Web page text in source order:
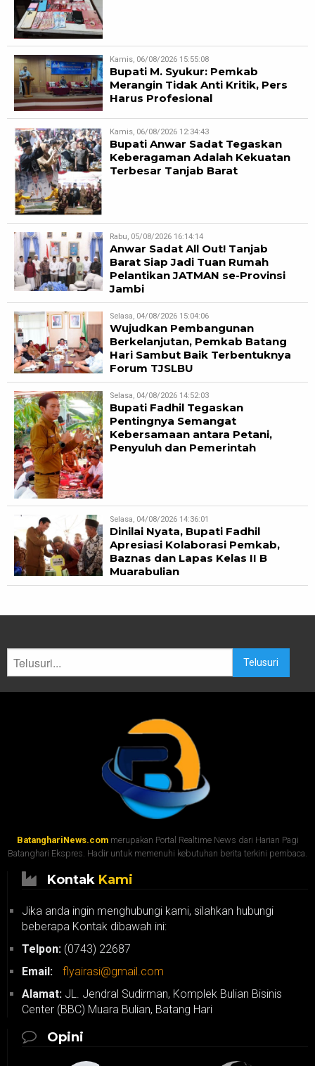
Kamis, 06/08/2026 15:55:08
Bupati M. Syukur: Pemkab
Merangin Tidak Anti Kritik, Pers
Harus Profesional
Kamis, 06/08/2026 12:34:43
Bupati Anwar Sadat Tegaskan
Keberagaman Adalah Kekuatan
Terbesar Tanjab Barat
Rabu, 05/08/2026 16:14:14
Anwar Sadat All Out! Tanjab
Barat Siap Jadi Tuan Rumah
Pelantikan JATMAN se-Provinsi
Jambi
Selasa, 04/08/2026 15:04:06
Wujudkan Pembangunan
Berkelanjutan, Pemkab Batang
Hari Sambut Baik Terbentuknya
Forum TJSLBU
Selasa, 04/08/2026 14:52:03
Bupati Fadhil Tegaskan
Pentingnya Semangat
Kebersamaan antara Petani,
Penyuluh dan Pemerintah
Selasa, 04/08/2026 14:36:01
Dinilai Nyata, Bupati Fadhil
Apresiasi Kolaborasi Pemkab,
Baznas dan Lapas Kelas II B
Muarabulian
Telusuri
BatanghariNews.commerupakan Portal Realtime News dari Harian Pagi
Batanghari Ekspres. Hadir untuk memenuhi kebutuhan berita terkini pembaca.
Kontak Kami
Jika anda ingin menghubungi kami, silahkan hubungi
beberapa Kontak dibawah ini:
Telpon: (0743) 22687
Email:
flyairasi@gmail.com
Alamat: JL. Jendral Sudirman, Komplek Bulian Bisinis
Center (BBC) Muara Bulian, Batang Hari
Opini